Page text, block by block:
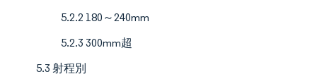
5.2.2 180～240mm
5.2.3 300mm超
5.3 射程別